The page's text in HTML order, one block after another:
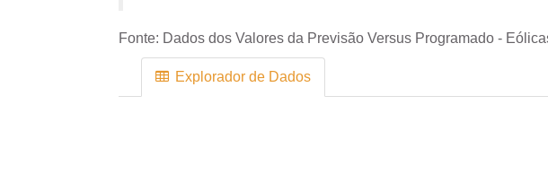
Fonte: Dados dos Valores da Previsão Versus Programado -
Explorador de Dados